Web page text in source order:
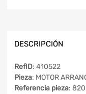
DESCRIPCIÓN
RefID: 410522
Pieza: MOTOR
Referencia pieza: